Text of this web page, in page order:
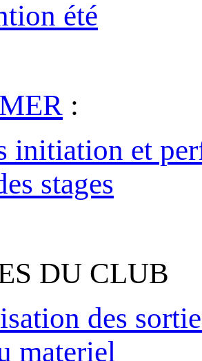
été
:
initiation et
stages
DU CLUB
des
materiel